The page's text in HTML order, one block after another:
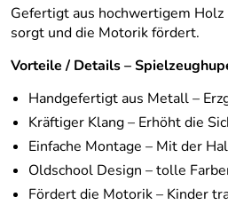
Gefertigt aus hochwertigem
sorgt und die Motorik fördert.
Vorteile / Details –
Handgefertigt aus Metall –
Kräftiger Klang – Erhöht die
Einfache Montage – Mit der
Oldschool Design – tolle
Fördert die Motorik – Kinder